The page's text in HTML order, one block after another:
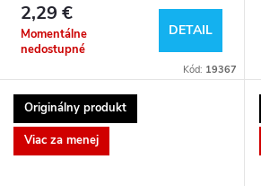
2,29 €
Momentálne
nedostupné
DETAIL
Kód: 19367
Originálny produkt
Viac za menej